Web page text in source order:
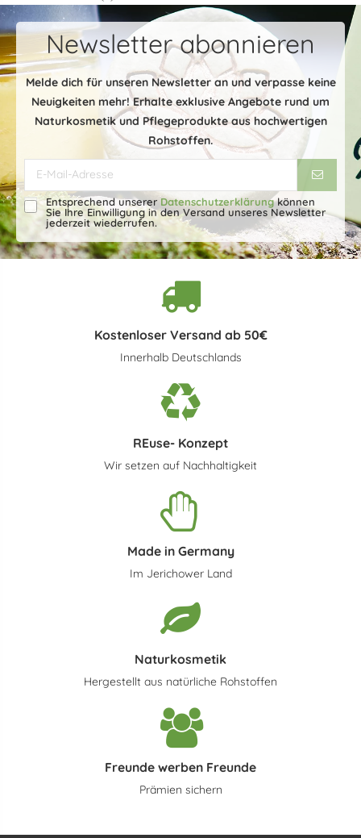
Newsletter abonnieren
Melde dich für unseren Newsletter an und verpasse keine
Neuigkeiten mehr! Erhalte exklusive Angebote rund um
Naturkosmetik und Pflegeprodukte aus hochwertigen
Rohstoffen.
Entsprechend unserer Datenschutzerklärungkönnen
Sie Ihre Einwilligung in den Versand unseres Newsletter
jederzeit wiederrufen.
Kostenloser Versand ab 50€
Innerhalb Deutschlands
REuse- Konzept
Wir setzen auf Nachhaltigkeit
Made in Germany
Im Jerichower Land
Naturkosmetik
Hergestellt aus natürliche Rohstoffen
Freunde werben Freunde
Prämien sichern